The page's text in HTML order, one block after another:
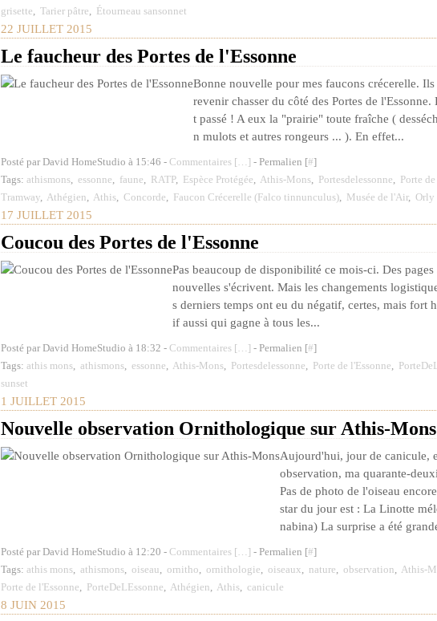
grisette, Tarier pâtre, Étourneau sansonnet
22 JUILLET 2015
Le faucheur des Portes de l'Essonne
Bonne nouvelle pour mes faucons crécerelle.
revenir chasser du côté des Portes de l'Essonne.
t passé ! A eux la "prairie" toute fraîche (
n mulots et autres rongeurs ... ). En effet...
Posté par David HomeStudio à 15:46 - Commentaires [… ] - Permalien [#]
Tags: athismons, essonne, faune, RATP, Espèce Protégée, Athis-Mons, Portesdelessonne, Porte
Tramway, Athégien, Athis, Concorde, Faucon Crécerelle (Falco tinnunculus), Musée de l'Air, Orly
17 JUILLET 2015
Coucou des Portes de l'Essonne
Pas beaucoup de disponibilité ce mois-ci. Des pages
nouvelles s'écrivent. Mais les changements
s derniers temps ont eu du négatif, certes, mais fort
if aussi qui gagne à tous les...
Posté par David HomeStudio à 18:32 - Commentaires [… ] - Permalien [#]
Tags: athis mons, athismons, essonne, Athis-Mons, Portesdelessonne, Porte de l'Essonne,
sunset
1 JUILLET 2015
Nouvelle observation Ornithologique sur Athis-Mons
Aujourd'hui, jour de canicule,
observation, ma quarante-
Pas de photo de l'oiseau
star du jour est : La Linotte
nabina) La surprise a été
Posté par David HomeStudio à 12:20 - Commentaires [… ] - Permalien [#]
Tags: athis mons, athismons, oiseau, ornitho, ornithologie, oiseaux, nature, observation, Athis-
Porte de l'Essonne, PorteDeLEssonne, Athégien, Athis, canicule
8 JUIN 2015